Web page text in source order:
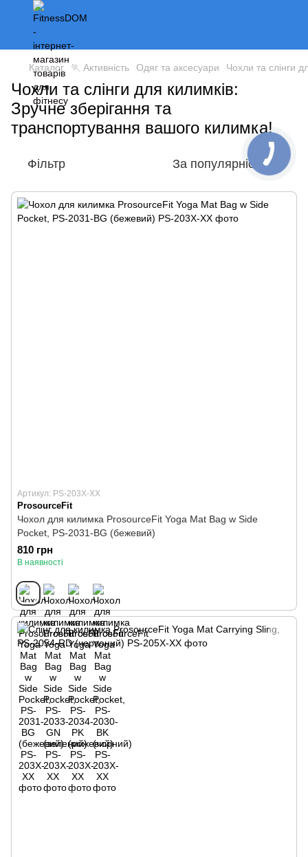
Каталог 🏃 Активність Одяг та аксесуари Чохли та слінги
Чохли та слінги для килимків:
Зручне зберігання та
транспортування вашого килимка!
Фільтр За популярністю
Артикул: PS-203Х-XX
ProsourceFit
Чохол для килимка ProsourceFit Yoga Mat Bag w Side
Pocket, PS-2031-BG (бежевий)
810 грн
В наявності